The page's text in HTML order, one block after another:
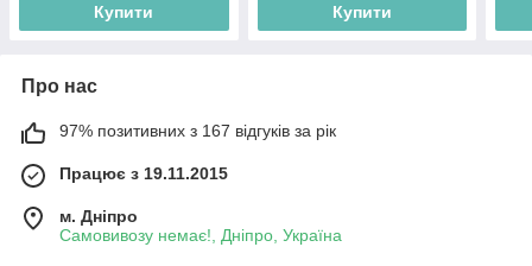
Купити Купити
Про нас
97% позитивних з 167 відгуків за рік
Працює з 19.11.2015
м. Дніпро
Самовивозу немає!, Дніпро, Україна